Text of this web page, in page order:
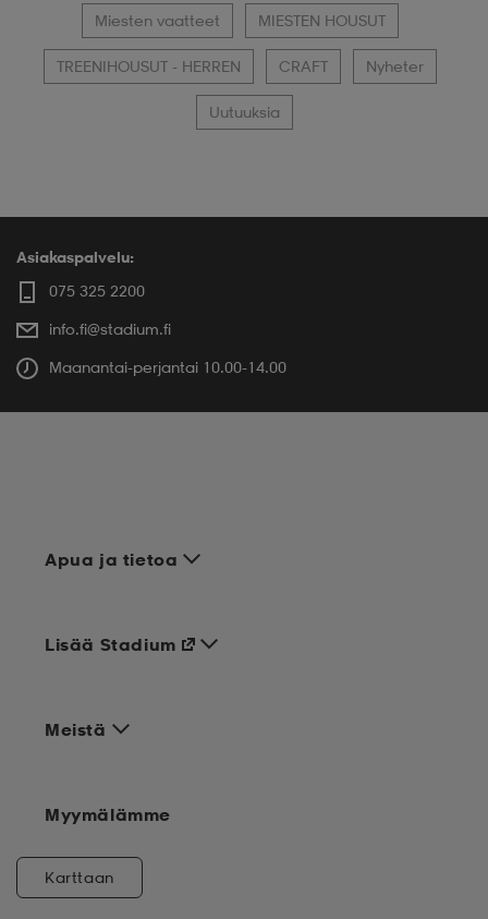
Miesten vaatteet MIESTEN HOUSUT
TREENIHOUSUT - HERREN CRAFT Nyheter
Uutuuksia
Asiakaspalvelu:
075 325 2200
info.fi@stadium.fi
Maanantai-perjantai 10.00-14.00
Apua ja tietoa
Meistä
Lisää Stadium
Myymälämme
Karttaan